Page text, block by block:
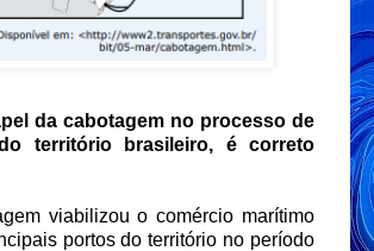
da cabotagem no processo de
território brasileiro, é correto
viabilizou o comércio marítimo
portos do território no período